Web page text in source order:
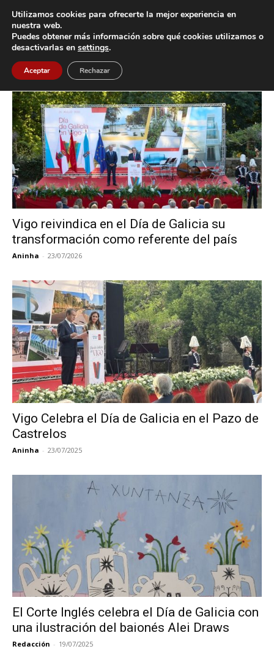
Inicio Etiquetas Día de Galicia
Etiqueta: Día de Galicia
Vigo reivindica en el Día de Galicia su
transformación como referente del país
Aninha - 23/07/2026
Vigo Celebra el Día de Galicia en el Pazo de
Castrelos
Aninha - 23/07/2025
El Corte Inglés celebra el Día de Galicia con
una ilustración del baionés Alei Draws
Redacción - 19/07/2025
Utilizamos cookies para ofrecerte la mejor experiencia en
nuestra web.
Puedes obtener más información sobre qué cookies utilizamos o
desactivarlas en settings.
Aceptar Rechazar